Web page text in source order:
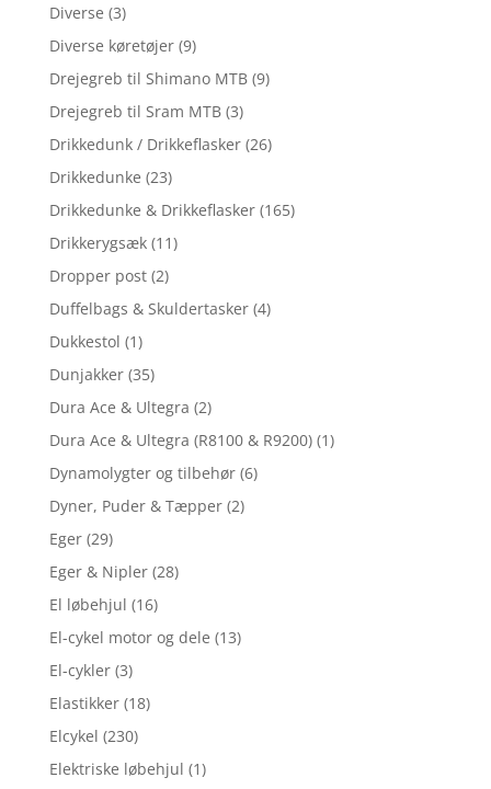
Diverse (3)
Diverse køretøjer (9)
Drejegreb til Shimano MTB (9)
Drejegreb til Sram MTB (3)
Drikkedunk / Drikkeflasker (26)
Drikkedunke (23)
Drikkedunke & Drikkeflasker (165)
Drikkerygsæk (11)
Dropper post (2)
Duffelbags & Skuldertasker (4)
Dukkestol (1)
Dunjakker (35)
Dura Ace & Ultegra (2)
Dura Ace & Ultegra (R8100 & R9200) (1)
Dynamolygter og tilbehør (6)
Dyner, Puder & Tæpper (2)
Eger (29)
Eger & Nipler (28)
El løbehjul (16)
El-cykel motor og dele (13)
El-cykler (3)
Elastikker (18)
Elcykel (230)
Elektriske løbehjul (1)